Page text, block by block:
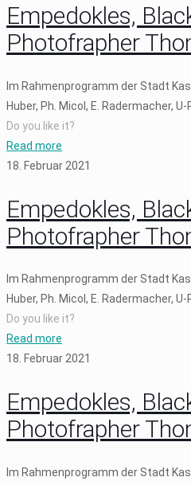
Empedokles,
Photofrapher
Im Rahmenprogramm der Stadt
Huber, Ph. Micol, E. Radermacher,
Do you like it?
Read more
18. Februar 2021
Empedokles,
Photofrapher
Im Rahmenprogramm der Stadt
Huber, Ph. Micol, E. Radermacher,
Do you like it?
Read more
18. Februar 2021
Empedokles,
Photofrapher
Im Rahmenprogramm der Stadt